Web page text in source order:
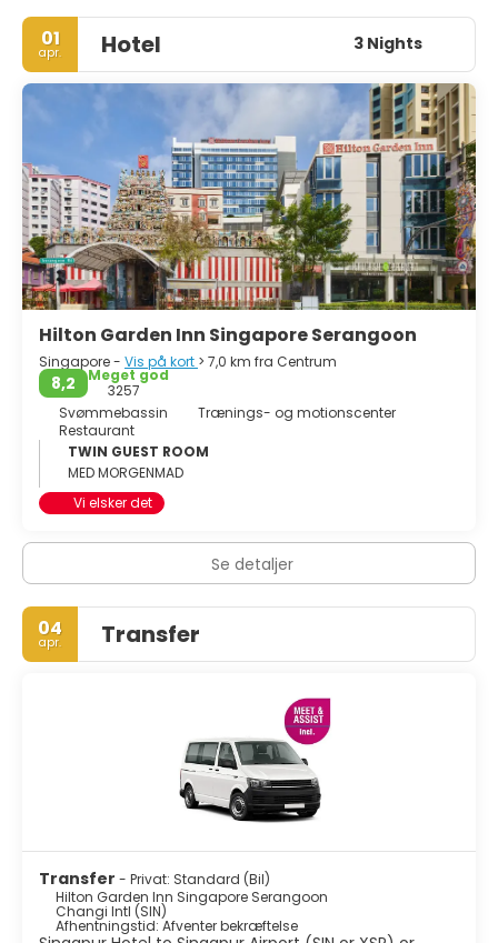
01
apr. Hotel 3 Nights
Hilton Garden Inn Singapore Serangoon
Singapore - Vis på kort > 7,0 km fra Centrum
8,2
Meget god
3257
Svømmebassin
Trænings- og motionscenter
Restaurant
TWIN GUEST ROOM
MED MORGENMAD
Vi elsker det
Se detaljer
04
apr. Transfer
Transfer - Privat: Standard (Bil)
Hilton Garden Inn Singapore Serangoon
Changi Intl (SIN)
Afhentningstid: Afventer bekræftelse